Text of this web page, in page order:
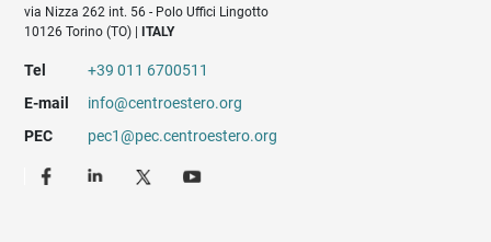
via Nizza 262 int. 56 - Polo Uffici Lingotto
10126 Torino (TO) |
ITALY
Tel
+39 011 6700511
E-mail
info@centroestero.org
PEC
pec1@pec.centroestero.org